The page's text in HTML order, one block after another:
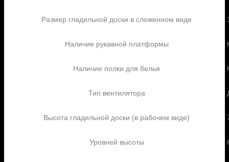
Размер гладильной доски в сложенном виде
Наличие рукавной платформы
Наличие полки для белья
Тип вентилятора
Высота гладильной доски (в рабочем виде)
Уровней высоты